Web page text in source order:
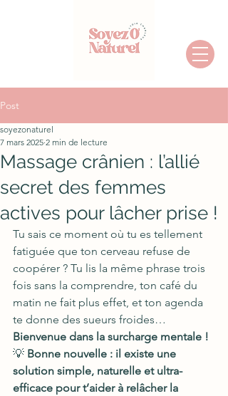
Post
Massage crânien : l’allié
secret des femmes
actives pour lâcher prise !
soyezonaturel
7 mars 2025 2 min de lecture
Tu sais ce moment où tu es tellement
fatiguée que ton cerveau refuse de
coopérer ? Tu lis la même phrase trois
fois sans la comprendre, ton café du
matin ne fait plus effet, et ton agenda
te donne des sueurs froides…
Bienvenue dans la surcharge mentale !
💡 Bonne nouvelle : il existe une
solution simple, naturelle et ultra-
efficace pour t’aider à relâcher la